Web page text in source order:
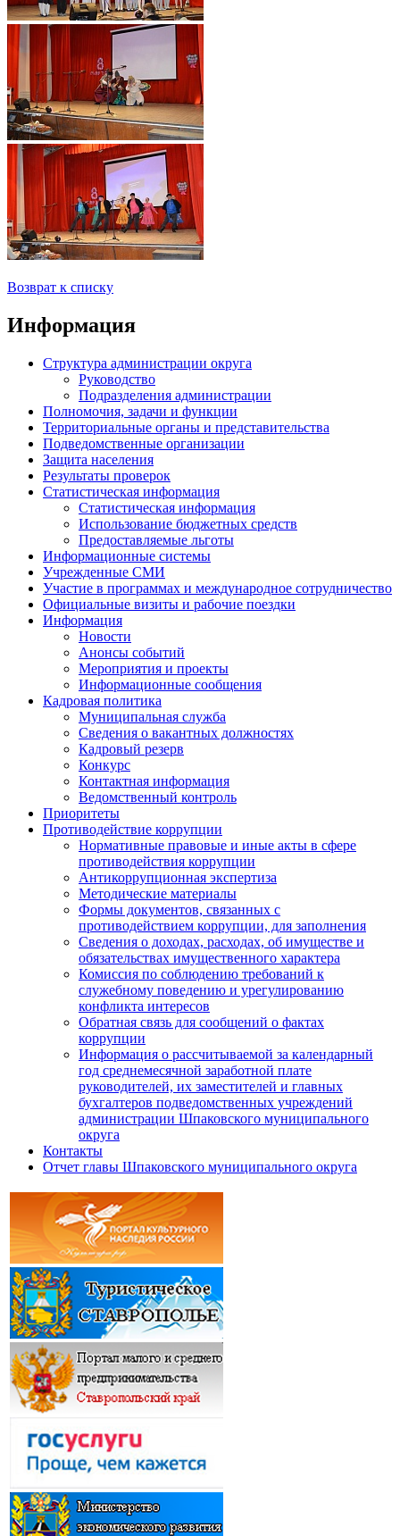
Возврат к списку
Информация
Структура администрации округа
Руководство
Подразделения администрации
Полномочия, задачи и функции
Территориальные органы и представительства
Подведомственные организации
Защита населения
Результаты проверок
Статистическая информация
Статистическая информация
Использование бюджетных средств
Предоставляемые льготы
Информационные системы
Учрежденные СМИ
Участие в программах и международное сотрудничество
Официальные визиты и рабочие поездки
Информация
Новости
Анонсы событий
Мероприятия и проекты
Информационные сообщения
Кадровая политика
Муниципальная служба
Сведения о вакантных должностях
Кадровый резерв
Конкурс
Контактная информация
Ведомственный контроль
Приоритеты
Противодействие коррупции
Нормативные правовые и иные акты в сфере
противодействия коррупции
Антикоррупционная экспертиза
Методические материалы
Формы документов, связанных с
противодействием коррупции, для заполнения
Сведения о доходах, расходах, об имуществе и
обязательствах имущественного характера
Комиссия по соблюдению требований к
служебному поведению и урегулированию
конфликта интересов
Обратная связь для сообщений о фактах
коррупции
Информация о рассчитываемой за календарный
год среднемесячной заработной плате
руководителей, их заместителей и главных
бухгалтеров подведомственных учреждений
администрации Шпаковского муниципального
округа
Контакты
Отчет главы Шпаковского муниципального округа